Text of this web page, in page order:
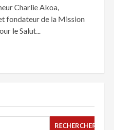
Charlie Akoa,
fondateur de la Mission
le Salut...
RECHERCHER